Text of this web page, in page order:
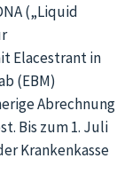
(„Liquid
Elacestrant in
(EBM)
Abrechnung
Bis zum 1. Juli
Krankenkasse